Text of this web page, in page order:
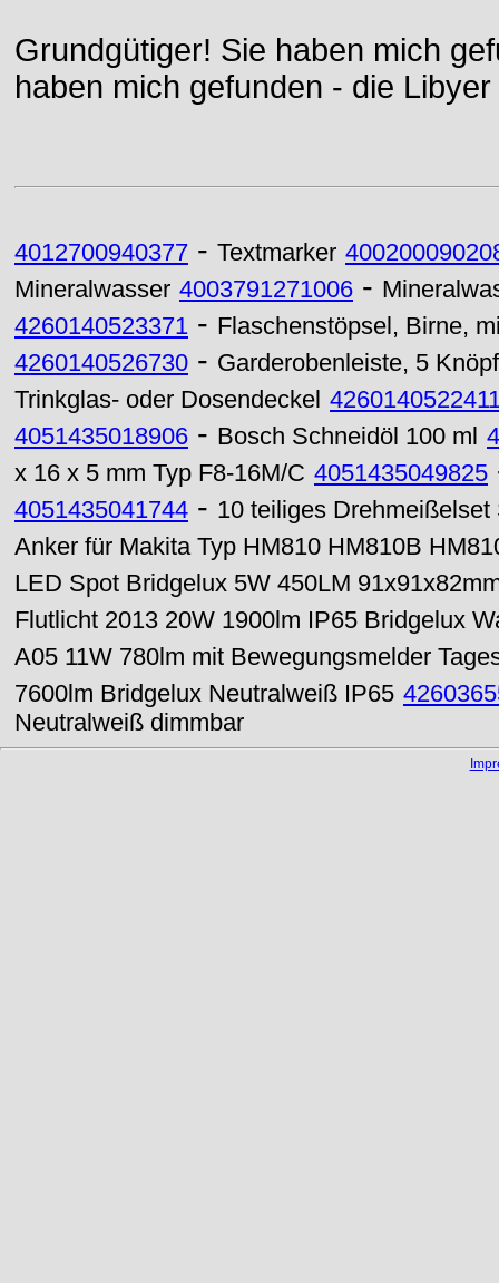
Grundgütiger! Sie haben mich
haben mich gefunden - die
4012700940377 - Textmarker
Mineralwasser 4003791271006 -
4260140523371 - Flaschenstöpsel, Birne,
4260140526730 - Garderobenleiste, 5
Trinkglas- oder Dosendeckel
4051435018906 - Bosch Schneidöl 100 ml
x 16 x 5 mm Typ F8-16M/C 4051435049825
4051435041744 - 10 teiliges
Anker für Makita Typ HM810 HM810B
LED Spot Bridgelux 5W 450LM
Flutlicht 2013 20W 1900lm IP65 Bridgelux
A05 11W 780lm mit Bewegungsmelder
7600lm Bridgelux Neutralweiß IP65
Neutralweiß dimmbar